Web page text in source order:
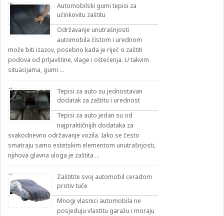
Automobilski gumi tepisi za
učinkovitu zaštitu
Održavanje unutrašnjosti
automobila čistom i urednom
može biti izazov, posebno kada je riječ o zaštiti
podova od prljavštine, vlage i oštećenja. U takvim
situacijama, gumi …
Tepisi za auto su jednostavan
dodatak za zaštitu i urednost
Tepisi za auto jedan su od
najpraktičnijih dodataka za
svakodnevno održavanje vozila. Iako se često
smatraju samo estetskim elementom unutrašnjosti,
njihova glavna uloga je zaštita …
Zaštitite svoj automobil ceradom
protiv tuče
Mnogi vlasnici automobila ne
posjeduju vlastitu garažu i moraju